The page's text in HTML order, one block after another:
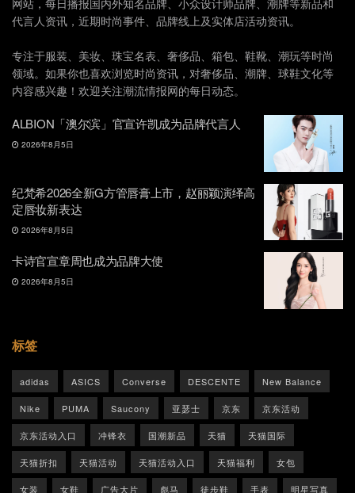
网站，每日播报国内外知名品牌、小众设计师品牌、潮牌等新品和
代言人资讯，近期时尚事件、品牌线上及实体店活动资讯。
专注于服装、美妆、珠宝名表、奢侈品、箱包、鞋靴、潮玩等时尚
领域。如果你也喜欢浏览时尚资讯，对奢侈品、潮牌、球鞋文化等
内容感兴趣！欢迎关注潮流情报网的每日动态。
ALBION「澳尔滨」官宣许凯成为品牌代言人
2026年8月5日
纪梵希2026全新G方管唇膏上市，赵丽颖演绎高
定唇妆新表达
2026年8月5日
卡诗官宣章周也成为品牌大使
2026年8月5日
标签
adidas ASICS Converse DESCENTE New Balance
Nike PUMA Saucony 亚瑟士 京东 京东活动
京东活动入口 冲锋衣 国潮新品 天猫 天猫国际
天猫折扣 天猫活动 天猫活动入口 天猫福利 女包
女装 女鞋 广告大片 彪马 徒步鞋 手表 明星写真